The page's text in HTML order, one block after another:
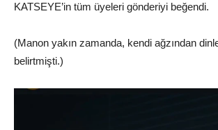
KATSEYE’in tüm üyeleri gönderiyi beğendi.
(Manon yakın zamanda, kendi ağzından
belirtmişti.)